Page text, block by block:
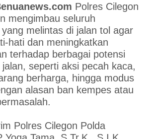
Polres Cilegon
mengimbau seluruh
melintas di jalan tol agar
hati dan meningkatkan
terhadap berbagai potensi
jalan, seperti aksi pecah kaca,
berharga, hingga modus
alasan ban kempes atau
Polres Cilegon Polda